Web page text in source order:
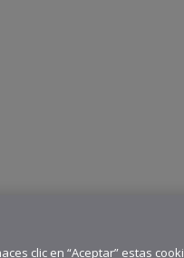
clic en “Aceptar” estas